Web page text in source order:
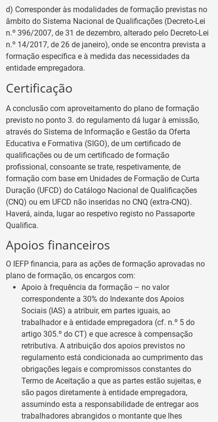
d) Corresponder às modalidades de formação previstas no
âmbito do Sistema Nacional de Qualificações (Decreto-Lei
n.º 396/2007, de 31 de dezembro, alterado pelo Decreto-Lei
n.º 14/2017, de 26 de janeiro), onde se encontra prevista a
formação específica e à medida das necessidades da
entidade empregadora.
Certificação
A conclusão com aproveitamento do plano de formação
previsto no ponto 3. do regulamento dá lugar à emissão,
através do Sistema de Informação e Gestão da Oferta
Educativa e Formativa (SIGO), de um certificado de
qualificações ou de um certificado de formação
profissional, consoante se trate, respetivamente, de
formação com base em Unidades de Formação de Curta
Duração (UFCD) do Catálogo Nacional de Qualificações
(CNQ) ou em UFCD não inseridas no CNQ (extra-CNQ).
Haverá, ainda, lugar ao respetivo registo no Passaporte
Qualifica.
Apoios financeiros
O IEFP financia, para as ações de formação aprovadas no
plano de formação, os encargos com:
Apoio à frequência da formação – no valor
correspondente a 30% do Indexante dos Apoios
Sociais (IAS) a atribuir, em partes iguais, ao
trabalhador e à entidade empregadora (cf. n.º 5 do
artigo 305.º do CT) e que acresce à compensação
retributiva. A atribuição dos apoios previstos no
regulamento está condicionada ao cumprimento das
obrigações legais e compromissos constantes do
Termo de Aceitação a que as partes estão sujeitas, e
são pagos diretamente à entidade empregadora,
assumindo esta a responsabilidade de entregar aos
trabalhadores abrangidos o montante que lhes